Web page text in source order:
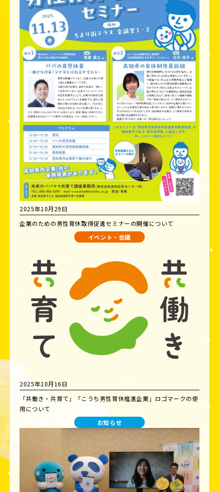
2025年10月29日
企業のための男性育休取得促進セミナーの開催について
イベント・会議
2025年10月16日
「共働き・共育て」「こうち男性育休推進企業」ロゴマークの使
用について
お知らせ